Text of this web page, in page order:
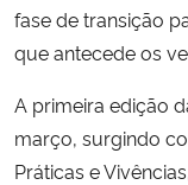
Controladoria-Geral da
Secretaria-Geral
fase de transição
que antecede os
A primeira edição
março, surgindo
Práticas e